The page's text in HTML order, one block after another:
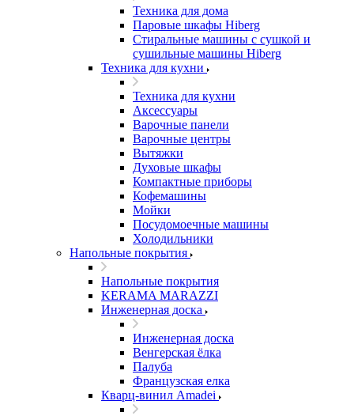
Техника для дома
Паровые шкафы Hiberg
Стиральные машины с сушкой и
сушильные машины Hiberg
Техника для кухни
Техника для кухни
Аксессуары
Варочные панели
Варочные центры
Вытяжки
Духовые шкафы
Компактные приборы
Кофемашины
Мойки
Посудомоечные машины
Холодильники
Напольные покрытия
Напольные покрытия
KERAMA MARAZZI
Инженерная доска
Инженерная доска
Венгерская ёлка
Палуба
Французская елка
Кварц-винил Amadei